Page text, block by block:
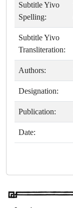
Subtitle Yivo
Spelling:
Subtitle Yivo
Transliteration:
Authors:
Designation:
Publication:
Date: